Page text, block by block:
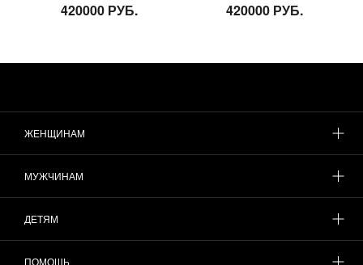
420000 РУБ. 420000 РУБ.
ЖЕНЩИНАМ
МУЖЧИНАМ
ДЕТЯМ
ПОМОЩЬ